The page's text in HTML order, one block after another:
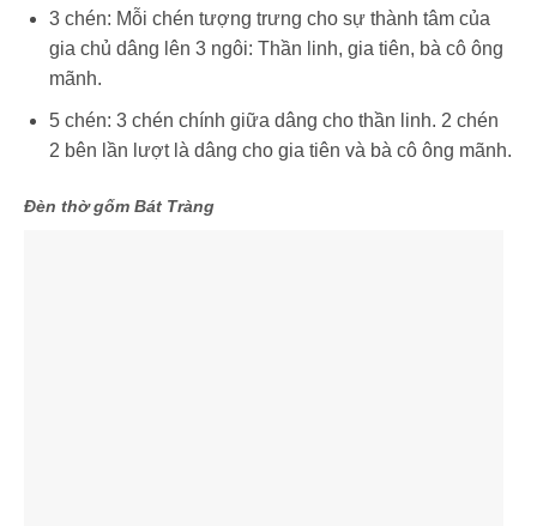
3 chén: Mỗi chén tượng trưng cho sự thành tâm của
gia chủ dâng lên 3 ngôi: Thần linh, gia tiên, bà cô ông
mãnh.
5 chén: 3 chén chính giữa dâng cho thần linh. 2 chén
2 bên lần lượt là dâng cho gia tiên và bà cô ông mãnh.
Đèn thờ gốm Bát Tràng